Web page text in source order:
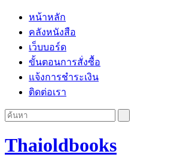
หน้าหลัก
คลังหนังสือ
เว็บบอร์ด
ขั้นตอนการสั่งซื้อ
แจ้งการชำระเงิน
ติดต่อเรา
Thaioldbooks